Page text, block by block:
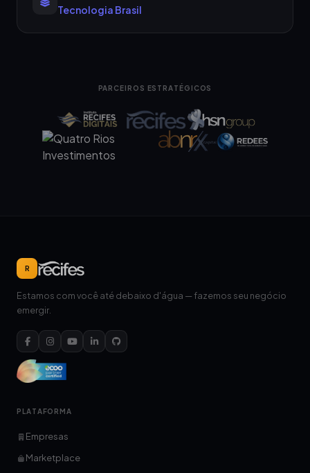
Tecnologia Brasil
PARCEIROS ESTRATÉGICOS
R
Estamos com você até debaixo d'água — fazemos seu negócio
emergir.
PLATAFORMA
Empresas
Marketplace